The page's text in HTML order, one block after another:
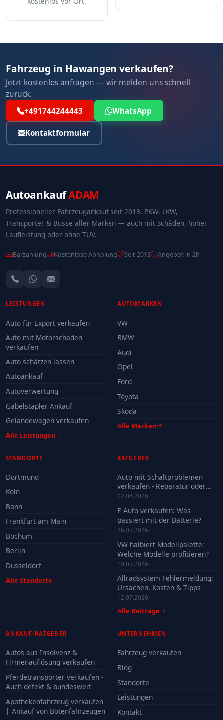
Fahrzeug in Hawangen verkaufen?
Jetzt kostenlos anfragen — wir melden uns schnell
zurück.
+491744244443 WhatsApp
Kontaktformular
AutoankaufADAM
Professioneller Fahrzeugankauf seit 2013. PKW, LKW,
Transporter & Busse aller Marken — auch mit Schäden, hoher
Laufleistung oder ohne TÜV.
Barzahlung Kostenlose Abholung Seit 2013 Angebot in 2h
LEISTUNGEN
Auto für Export verkaufen
Auto mit Motorschaden
verkaufen
Auto schätzen lassen
Autoankauf
Autoverwertung
Gabelstapler Ankauf
Geländewagen verkaufen
Alle Leistungen
AUTOMARKEN
VW
BMW
Audi
Opel
Ford
Toyota
Skoda
Alle Marken
STANDORTE
Dortmund
Köln
Bonn
Frankfurt am Main
Bochum
Berlin
Düsseldorf
Alle Standorte
RATGEBER
Auto mit Schaltproblemen
verkaufen - Reparatur oder
Verkauf?
02.08.2026
E-Auto verkaufen: Was
passiert mit der Batterie?
26.07.2026
VW halbiert Modellpalette:
Welche Modelle profitieren?
19.07.2026
Allradsystem Fehlermeldung:
Ursachen, Kosten & Tipps
12.07.2026
Alle Beiträge
ANKAUF-RATGEBER
Autos aus Insolvenz &
Firmenauflösung verkaufen
Pferdetransporter verkaufen -
Auch defekt & bundesweit
Apothekenfahrzeug verkaufen
| Ankauf von Botenfahrzeugen
UNTERNEHMEN
Fahrzeug verkaufen
Blog
Standorte
Leistungen
Kontakt